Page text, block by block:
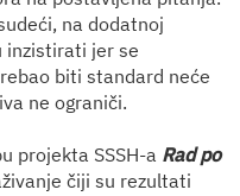
na dodatnoj
inzistirati jer se
biti standard neće
ne ograniči.
projekta SSSH-a Rad po
čiji su rezultati